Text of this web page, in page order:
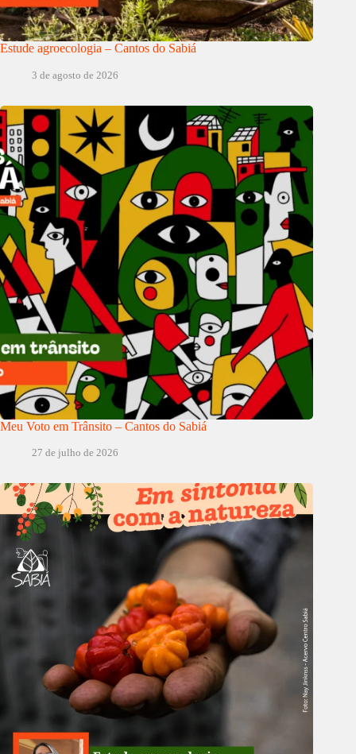
Estude agroecologia – Cantos do Sabiá
3 de agosto de 2026
Meu Voto em Trânsito – Cantos do Sabiá
27 de julho de 2026